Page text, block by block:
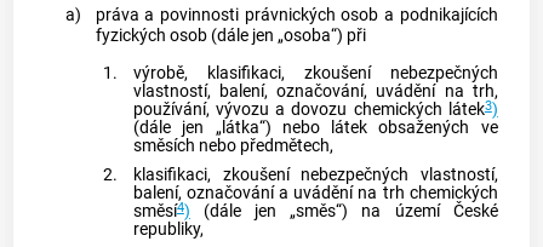
a)
práva a povinnosti právnických osob a podnikajících
fyzických osob (dále jen „osoba“) při
1.
výrobě, klasifikaci, zkoušení nebezpečných
vlastností, balení, označování, uvádění na trh,
používání, vývozu a dovozu chemických látek3)
(dále jen „látka“) nebo látek obsažených ve
směsích nebo předmětech,
2.
klasifikaci, zkoušení nebezpečných vlastností,
balení, označování a uvádění na trh chemických
směsí4) (dále jen „směs“) na území České
republiky,